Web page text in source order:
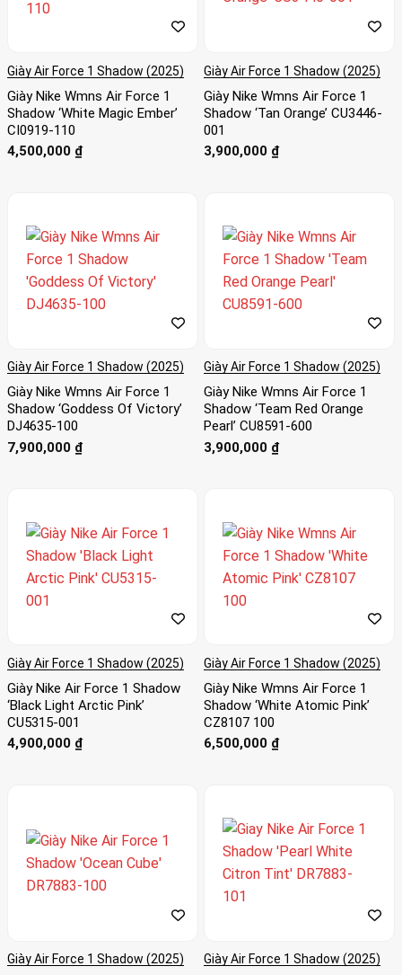
Giày Air Force 1 Shadow (2025)
Giày Nike Wmns Air Force 1
Shadow ‘White Magic Ember’
CI0919-110
4,500,000 ₫
Giày Air Force 1 Shadow (2025)
Giày Nike Wmns Air Force 1
Shadow ‘Tan Orange’ CU3446-
001
3,900,000 ₫
Giày Air Force 1 Shadow (2025)
Giày Nike Wmns Air Force 1
Shadow ‘Goddess Of Victory’
DJ4635-100
7,900,000 ₫
Giày Air Force 1 Shadow (2025)
Giày Nike Wmns Air Force 1
Shadow ‘Team Red Orange
Pearl’ CU8591-600
3,900,000 ₫
Giày Air Force 1 Shadow (2025)
Giày Nike Air Force 1 Shadow
‘Black Light Arctic Pink’
CU5315-001
4,900,000 ₫
Giày Air Force 1 Shadow (2025)
Giày Nike Wmns Air Force 1
Shadow ‘White Atomic Pink’
CZ8107 100
6,500,000 ₫
Giày Air Force 1 Shadow (2025) Giày Air Force 1 Shadow (2025)